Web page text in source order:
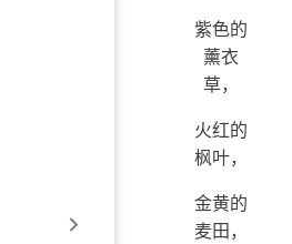
紫色的
薰衣
草，
火红的
枫叶，
金黄的
麦田，